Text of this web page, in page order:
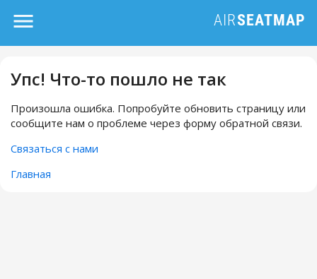
Упс! Что-то пошло не так
Произошла ошибка. Попробуйте обновить страницу или
сообщите нам о проблеме через форму обратной связи.
Связаться с нами
Главная